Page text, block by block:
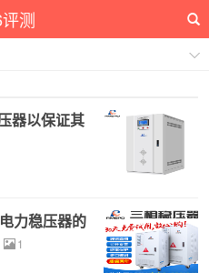
测
器以保证其
力稳压器的
1